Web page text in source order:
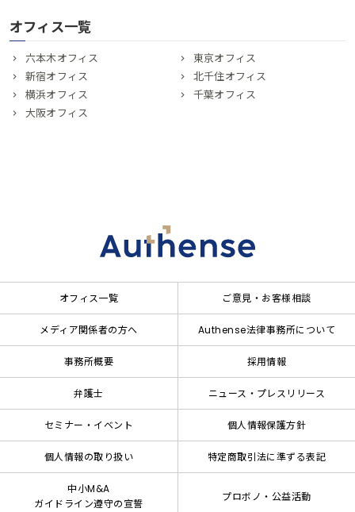
オフィス一覧
六本木オフィス
東京オフィス
新宿オフィス
北千住オフィス
横浜オフィス
千葉オフィス
大阪オフィス
オフィス一覧 ご意見・お客様相談
メディア関係者の方へ Authense法律事務所について
事務所概要 採用情報
弁護士 ニュース・プレスリリース
セミナー・イベント 個人情報保護方針
個人情報の取り扱い 特定商取引法に準ずる表記
中小M&A
ガイドライン遵守の宣誓
プロボノ・公益活動